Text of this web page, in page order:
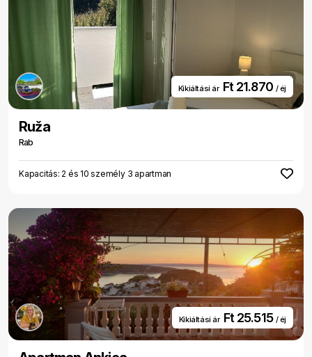
Kikiáltási ár Ft 21.870 / éj
Ruža
Rab
Kapacitás: 2 és 10 személy 3 apartman
Kikiáltási ár Ft 25.515 / éj